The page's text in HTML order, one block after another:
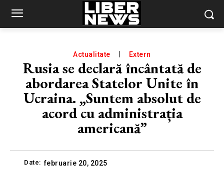
Actualitate Extern
Rusia se declară încântată de
abordarea Statelor Unite în
Ucraina. „Suntem absolut de
acord cu administrația
americană”
Date: februarie 20, 2025